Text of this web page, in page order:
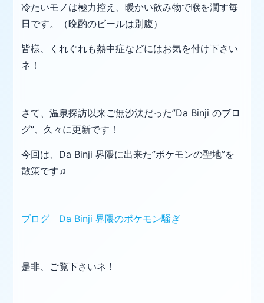
冷たいモノは極力控え、暖かい飲み物で喉を潤す毎
日です。（晩酌のビールは別腹）
皆様、くれぐれも熱中症などにはお気を付け下さい
ネ！
さて、温泉探訪以来ご無沙汰だった”Da Binji のブロ
グ”、久々に更新です！
今回は、Da Binji 界隈に出来た”ポケモンの聖地”を
散策です♫
ブログ Da Binji 界隈のポケモン騒ぎ
是非、ご覧下さいネ！